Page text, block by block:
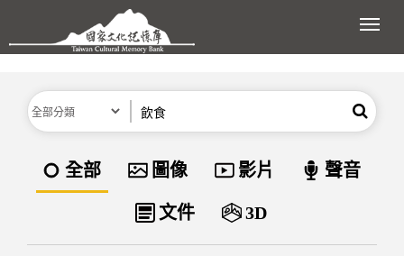
跳到主要內容區塊
展
分類 搜尋
資料類型
全部 圖像 影片 聲音
文件 3D